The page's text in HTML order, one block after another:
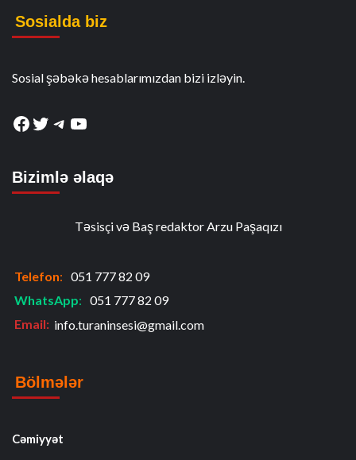
Sosialda biz
Sosial şəbəkə hesablarımızdan bizi izləyin.
Facebook
Twitter
Telegram
YouTube
Bizimlə əlaqə
Təsisçi və Baş redaktor Arzu Paşaqızı
Telefon: 051 777 82 09
WhatsApp: 051 777 82 09
Email: info.turaninsesi@gmail.com
Bölmələr
Cəmiyyət